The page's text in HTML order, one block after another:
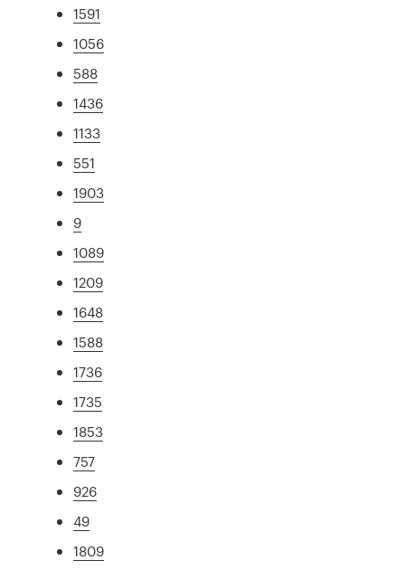
1591
1056
588
1436
1133
551
1903
9
1089
1209
1648
1588
1736
1735
1853
757
926
49
1809